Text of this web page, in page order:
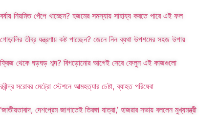
বর্ষায় নিয়মিত পেঁপে খাচ্ছেন? হজমের সমস্যায় সাহায্য করতে পারে এই ফল
গোড়ালির তীব্র যন্ত্রণায় কষ্ট পাচ্ছেন? জেনে নিন ব্যথা উপশমের সহজ উপায়
ফ্রিজ থেকে ঘড়ঘড় শব্দ? বিগড়োনোর আগেই সেরে ফেলুন এই কাজগুলো
রবীন্দ্র সরোবর মেট্রো স্টেশনে আত্মহত্যার চেষ্টা, ব্যাহত পরিষেবা
‘জাতীয়তাবাদ, দেশপ্রেম জাগাতেই তিরঙ্গা যাত্রা,’ হাজরার সভায় বললেন মুখ্যমন্ত্রী